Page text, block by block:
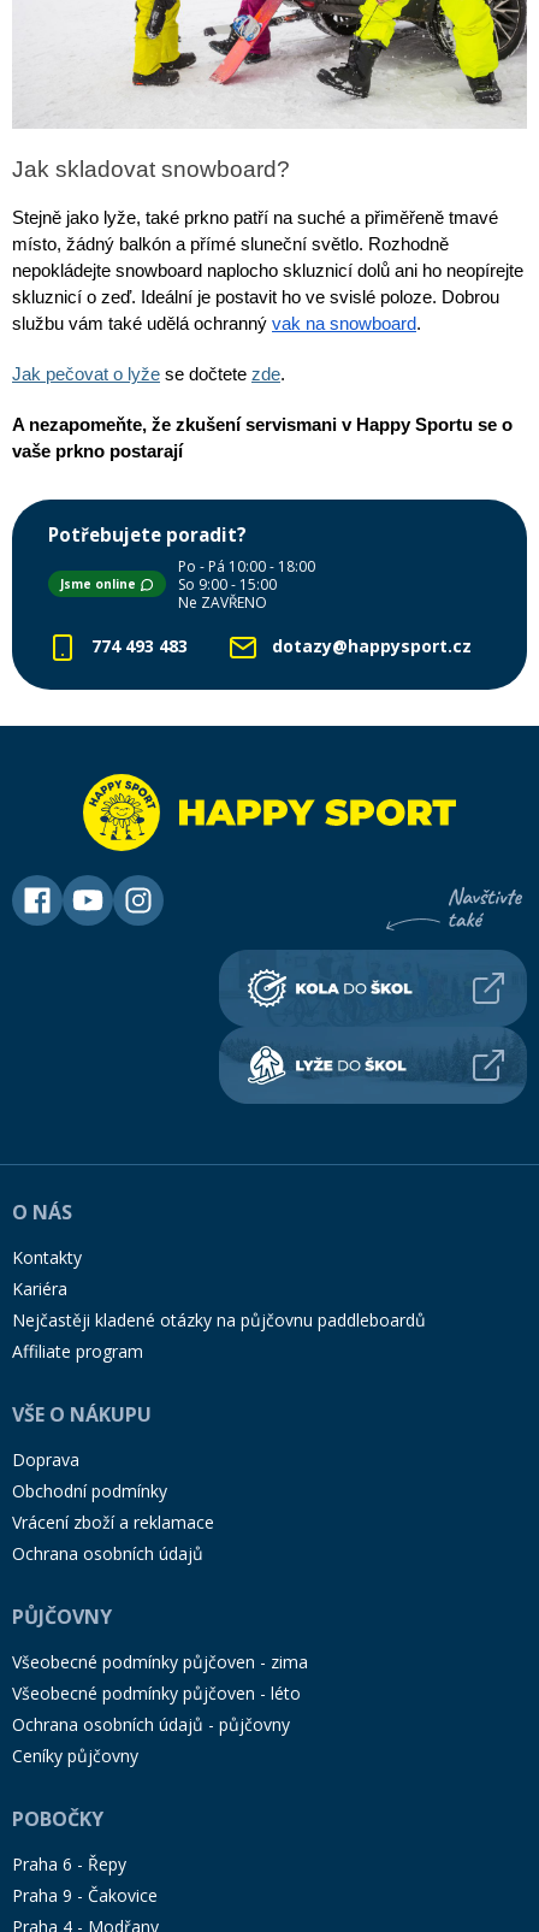
Jak skladovat snowboard?
Stejně jako lyže, také prkno patří na suché a přiměřeně tmavé
místo, žádný balkón a přímé sluneční světlo. Rozhodně
nepokládejte snowboard naplocho skluznicí dolů ani ho neopírejte
skluznicí o zeď. Ideální je postavit ho ve svislé poloze. Dobrou
službu vám také udělá ochranný vak na snowboard.
Jak pečovat o lyže se dočtete zde.
A nezapomeňte, že zkušení servismani v Happy Sportu se o
vaše prkno postarají
Potřebujete poradit?
Jsme online
Po - Pá 10:00 - 18:00
So 9:00 - 15:00
Ne ZAVŘENO
774 493 483 dotazy@happysport.cz
O NÁS
Kontakty
Kariéra
Nejčastěji kladené otázky na půjčovnu paddleboardů
Affiliate program
VŠE O NÁKUPU
Doprava
Obchodní podmínky
Vrácení zboží a reklamace
Ochrana osobních údajů
PŮJČOVNY
Všeobecné podmínky půjčoven - zima
Všeobecné podmínky půjčoven - léto
Ochrana osobních údajů - půjčovny
Ceníky půjčovny
POBOČKY
Praha 6 - Řepy
Praha 9 - Čakovice
Praha 4 - Modřany